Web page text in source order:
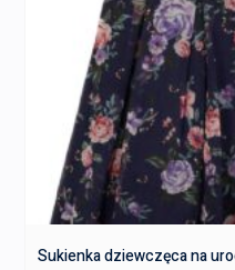
Sukienka dziewczęca na